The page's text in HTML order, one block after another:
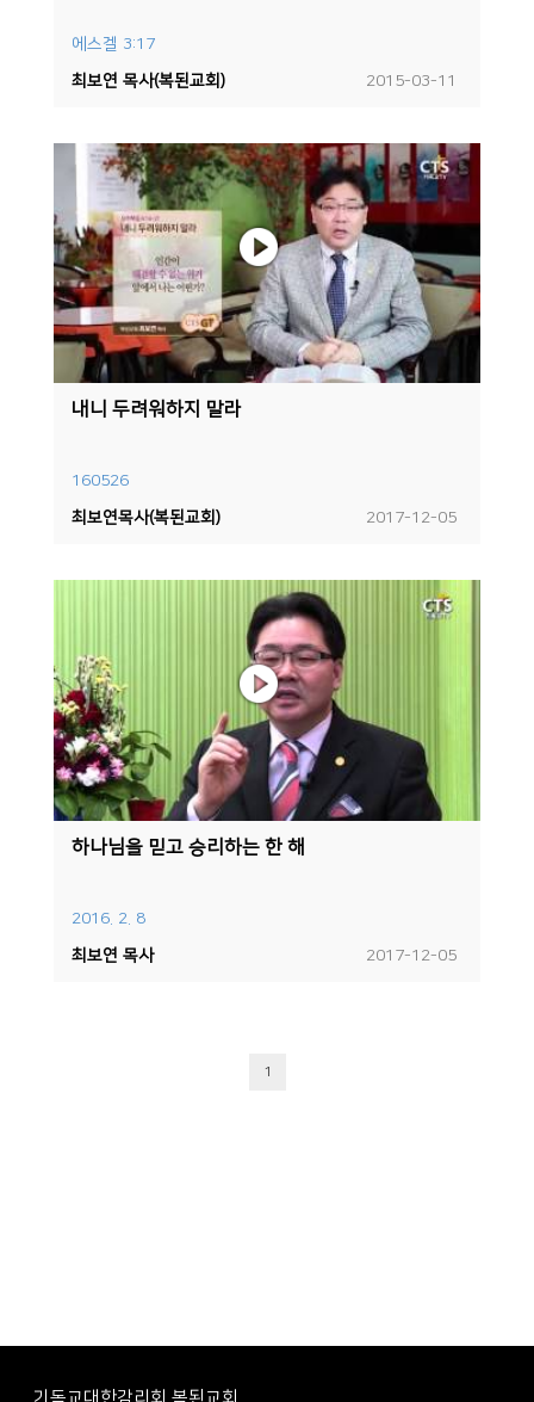
에스겔 3:17
2015-03-11
최보연 목사(복된교회)
내니 두려워하지 말라
160526
2017-12-05
최보연목사(복된교회)
하나님을 믿고 승리하는 한 해
2016. 2. 8
2017-12-05
최보연 목사
1